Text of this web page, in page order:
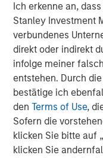
Ich erkenne an,
Stanley Investment
verbundenes
direkt oder indirekt
infolge meiner
entstehen. Durch
bestätige ich
denTerms of Use,
Sofern die
klicken Sie bitte auf
klicken Sie
"At NuORDER, we
retail by building a
retailers. The
NuORDER
power of connected
NuORDER co-
Skuza and Heath
Lightspeed to
retailers globally.
history of retail."